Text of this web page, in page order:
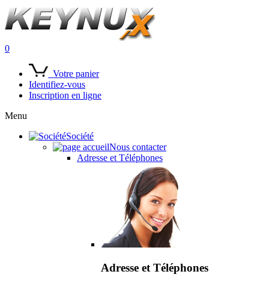
0
Votre panier
Identifiez-vous
Inscription en ligne
Menu
Société
Nous contacter
Adresse et Téléphones
Adresse et Téléphones